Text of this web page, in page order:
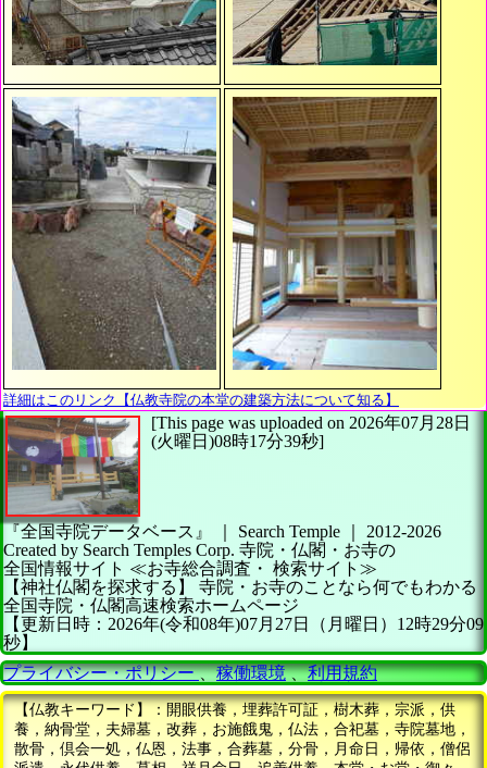
詳細はこのリンク【仏教寺院の本堂の建築方法について知る】
[This page was uploaded on 2026年07月28日
(火曜日)08時17分39秒]
『全国寺院データベース』 ｜ Search Temple
2012-2026
Created by Search Temples Corp. 寺院・仏閣・お寺の
全国情報サイト ≪お寺総合調査・ 検索サイト≫
【神社仏閣を探求する】
寺院・お寺のことなら何でもわかる
全国寺院・仏閣高速検索ホームページ
【更新日時：2026年(令和08年)07月27日（月曜日）12時29分09
秒】
プライバシー・ポリシー、稼働環境、利用規約
【仏教キーワード】：開眼供養，埋葬許可証，樹木葬，宗派，供
養，納骨堂，夫婦墓，改葬，お施餓鬼，仏法，合祀墓，寺院墓地，
散骨，倶会一処，仏恩，法事，合葬墓，分骨，月命日，帰依，僧侶